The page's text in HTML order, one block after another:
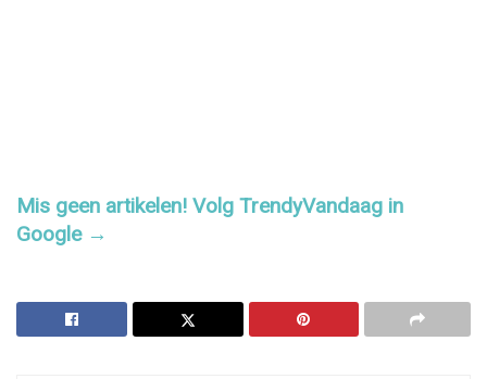
Mis geen artikelen! Volg TrendyVandaag in
Google →